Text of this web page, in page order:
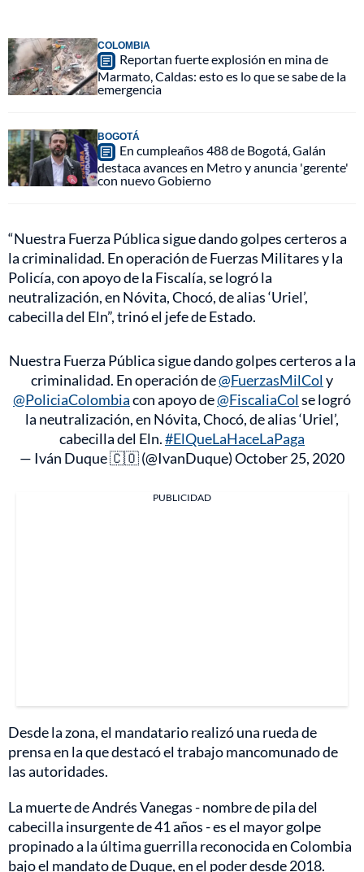
COLOMBIA
Reportan fuerte explosión en mina de
Marmato, Caldas: esto es lo que se sabe de la
emergencia
BOGOTÁ
En cumpleaños 488 de Bogotá, Galán
destaca avances en Metro y anuncia 'gerente'
con nuevo Gobierno
“Nuestra Fuerza Pública sigue dando golpes certeros a
la criminalidad. En operación de Fuerzas Militares y la
Policía, con apoyo de la Fiscalía, se logró la
neutralización, en Nóvita, Chocó, de alias ‘Uriel’,
cabecilla del Eln”, trinó el jefe de Estado.
Nuestra Fuerza Pública sigue dando golpes certeros a la
criminalidad. En operación de@FuerzasMilColy
@PoliciaColombiacon apoyo de@FiscaliaColse logró
la neutralización, en Nóvita, Chocó, de alias ‘Uriel’,
cabecilla del Eln.#ElQueLaHaceLaPaga
— Iván Duque 🇨🇴 (@IvanDuque)October 25, 2020
PUBLICIDAD
Desde la zona, el mandatario realizó una rueda de
prensa en la que destacó el trabajo mancomunado de
las autoridades.
La muerte de Andrés Vanegas - nombre de pila del
cabecilla insurgente de 41 años - es el mayor golpe
propinado a la última guerrilla reconocida en Colombia
bajo el mandato de Duque, en el poder desde 2018.